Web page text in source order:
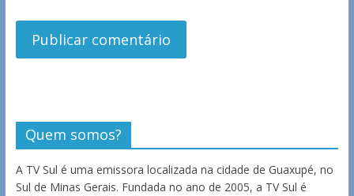
Quem somos?
A TV Sul é uma emissora localizada na cidade de Guaxupé, no
Sul de Minas Gerais. Fundada no ano de 2005, a TV Sul é